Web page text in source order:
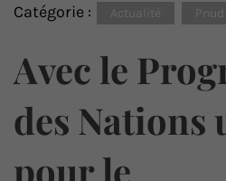
Catégorie : Actualité Pnud
Avec le
des Nations
pour le